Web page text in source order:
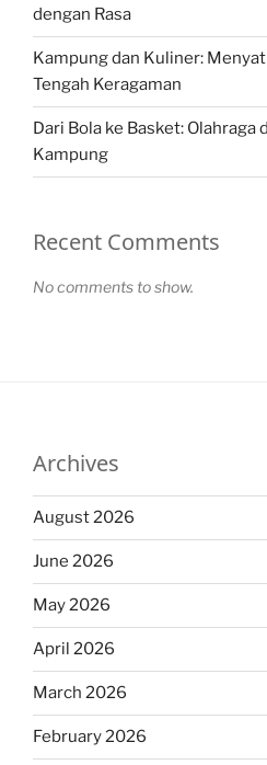
dengan Rasa
Kampung dan Kuliner:
Tengah Keragaman
Dari Bola ke Basket: Olahraga
Kampung
Recent Comments
No comments to show.
Archives
August 2026
June 2026
May 2026
April 2026
March 2026
February 2026